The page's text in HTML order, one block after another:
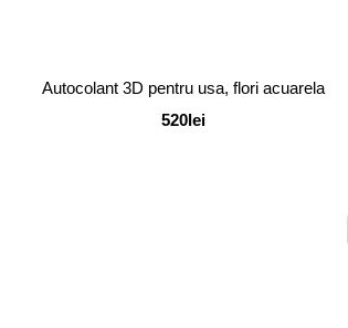
Autocolant 3D pentru usa, flori acuarela
520lei